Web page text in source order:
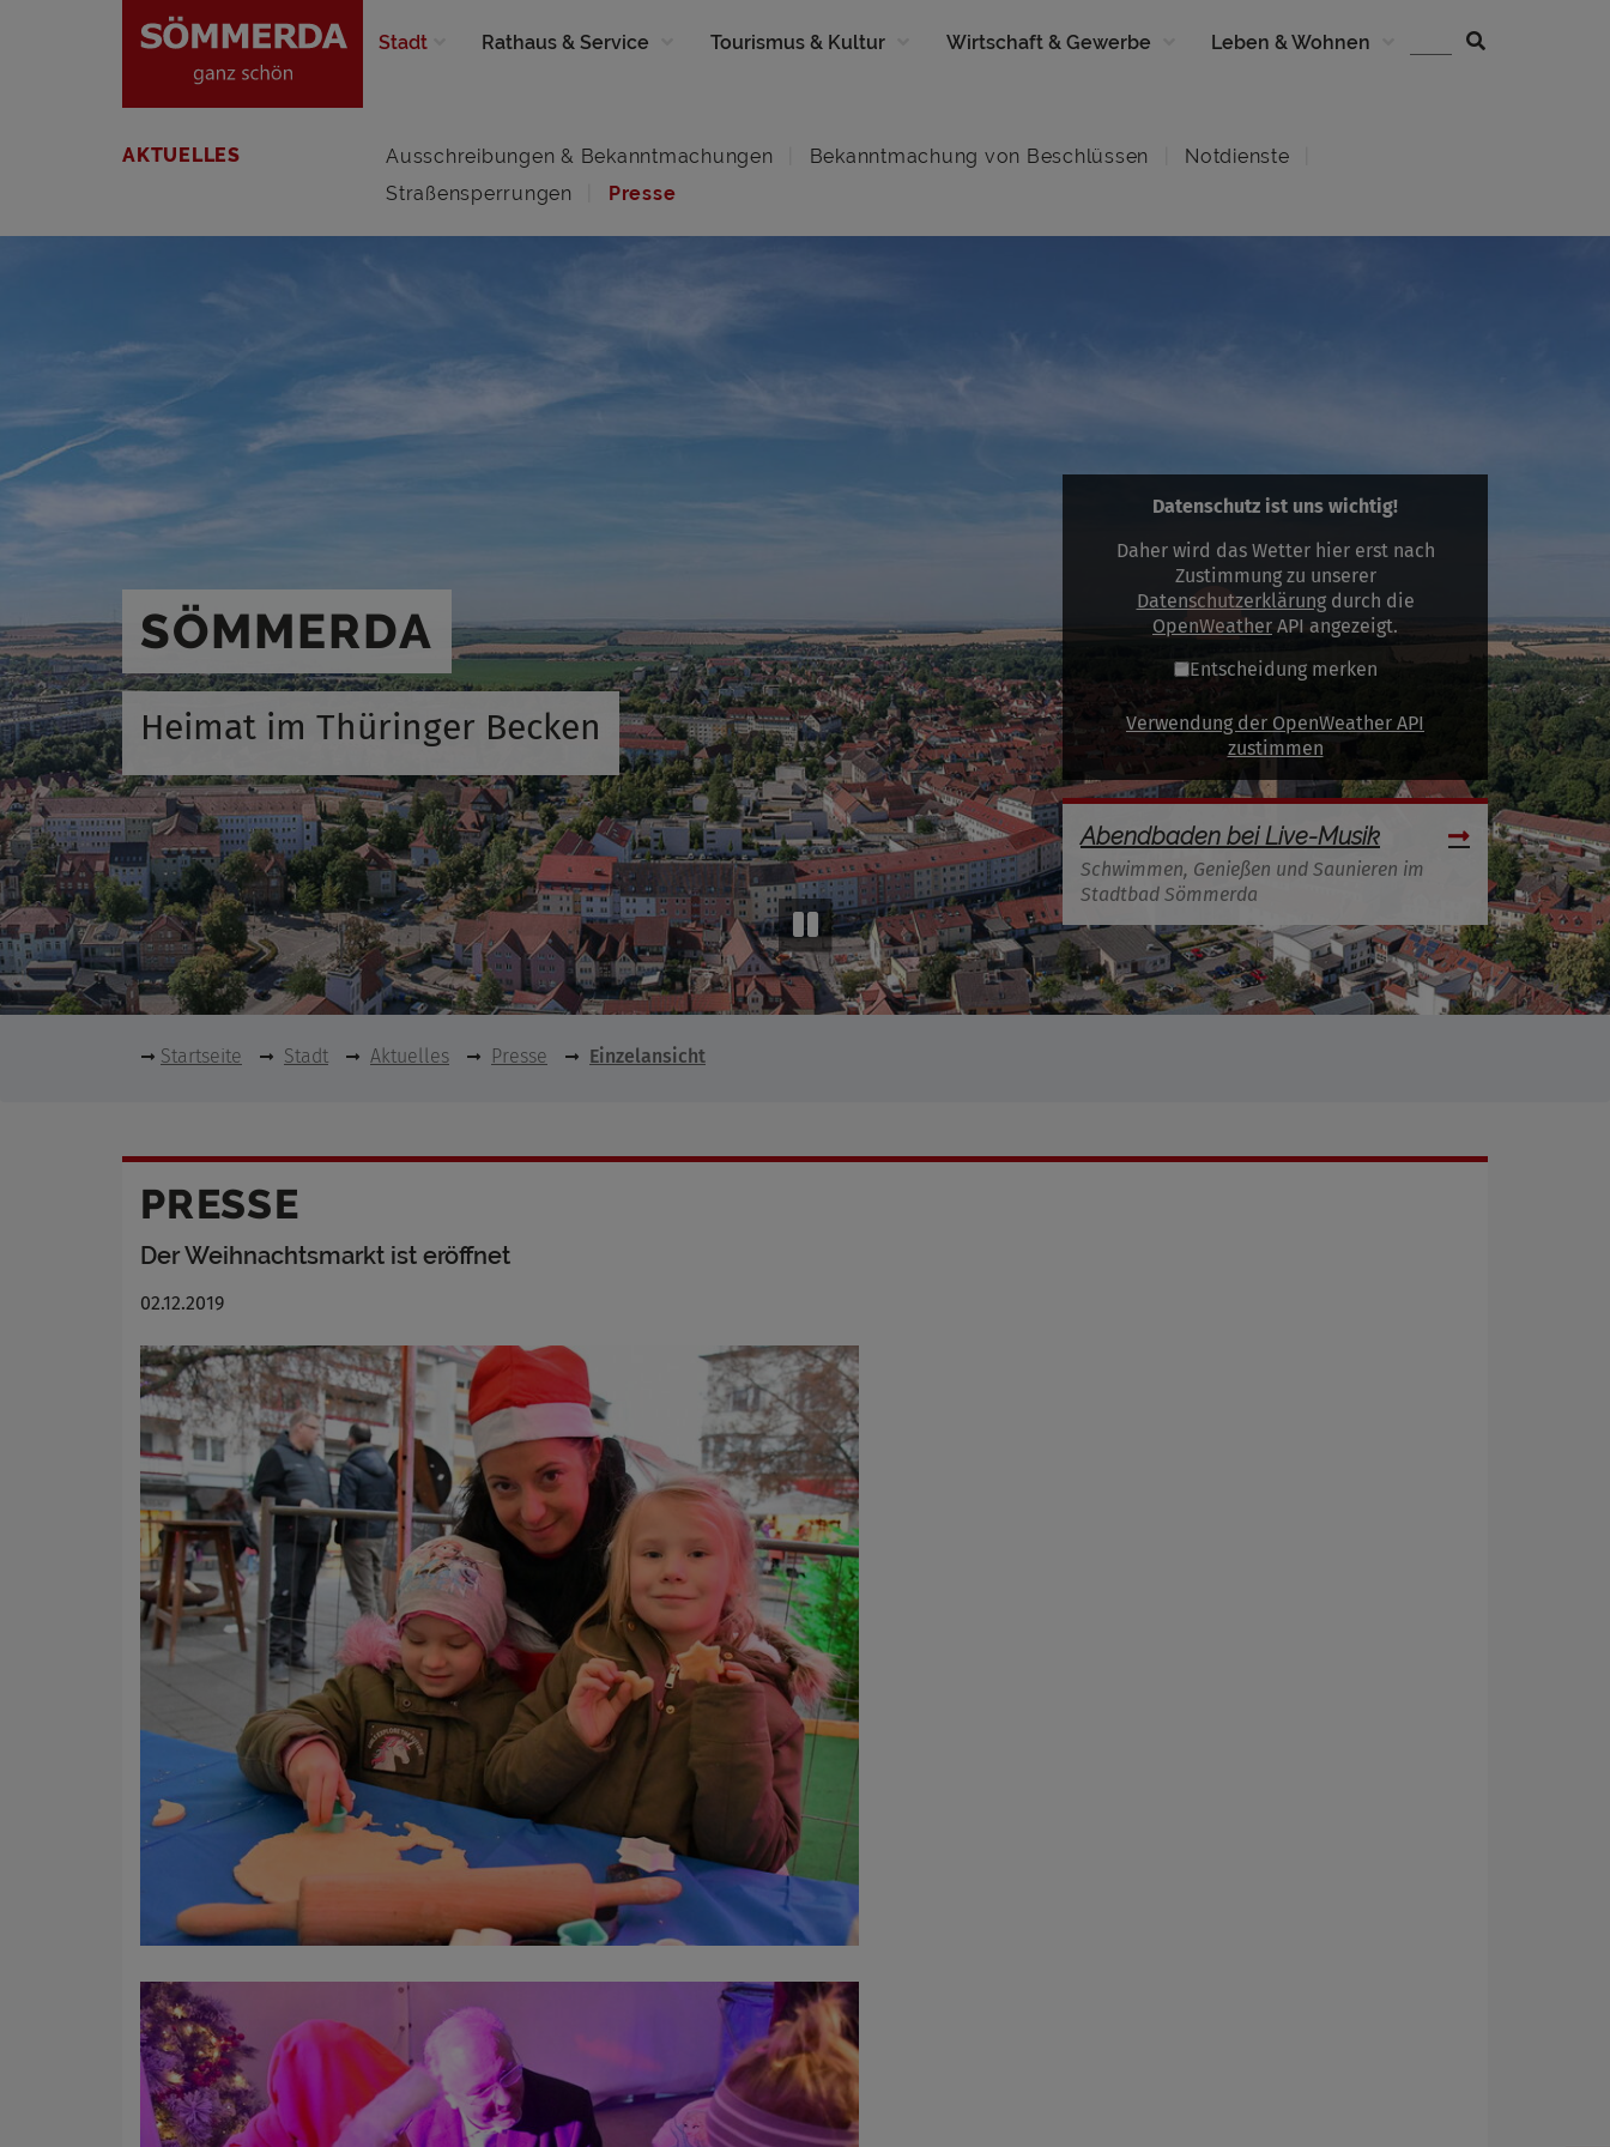
Stadt Rathaus & Service Tourismus & Kultur Wirtschaft & Gewerbe Leben & Wohnen
AKTUELLES Ausschreibungen & Bekanntmachungen Bekanntmachung von Beschlüssen
Notdienste
Straßensperrungen
Presse
SÖMMERDA
Heimat im Thüringer Becken
Datenschutz ist uns wichtig!
Daher wird das Wetter hier erst nach
Zustimmung zu unserer
Datenschutzerklärungdurch die
OpenWeather API angezeigt.
Entscheidung merken
Verwendung der OpenWeather API
zustimmen
Abendbaden bei Live-Musik
Schwimmen, Genießen und Saunieren im
Stadtbad Sömmerda
Startseite Stadt Aktuelles Presse Einzelansicht
PRESSE
Der Weihnachtsmarkt ist eröffnet
02.12.2019